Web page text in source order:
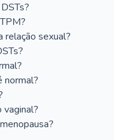
relação sexual?
normal?